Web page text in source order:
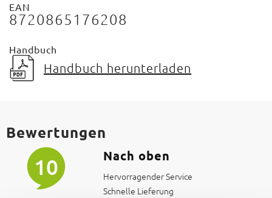
EAN
8720865176208
Handbuch
Handbuch herunterladen
Bewertungen
10 Nach oben
Hervorragender Service
Schnelle Lieferung